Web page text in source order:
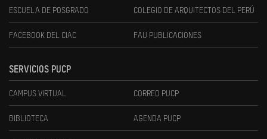
ESCUELA DE POSGRADO COLEGIO DE ARQUITECTOS DEL PERÚ
FACEBOOK DEL CIAC FAU PUBLICACIONES
SERVICIOS PUCP
CAMPUS VIRTUAL CORREO PUCP
BIBLIOTECA AGENDA PUCP